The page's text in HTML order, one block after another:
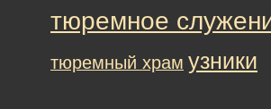
тюремное
тюремный храм узники